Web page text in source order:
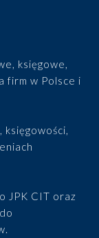
księgowe,
firm w Polsce i
księgowości,
JPK CIT oraz